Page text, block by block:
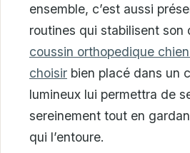
ensemble, c’est aussi
routines qui stabilisent son
coussin orthopedique
choisir bien placé dans un
lumineux lui permettra de
sereinement tout en
qui l’entoure.